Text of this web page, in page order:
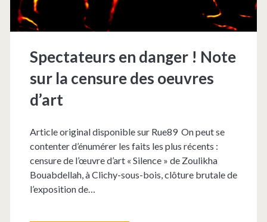
Spectateurs en danger ! Note
sur la censure des oeuvres
d’art
Article original disponible sur Rue89 On peut se
contenter d’énumérer les faits les plus récents :
censure de l’œuvre d’art « Silence » de Zoulikha
Bouabdellah, à Clichy-sous-bois, clôture brutale de
l’exposition de…